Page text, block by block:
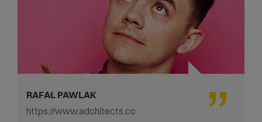
RAFAŁ PAWLAK
https://www.adchitects.co